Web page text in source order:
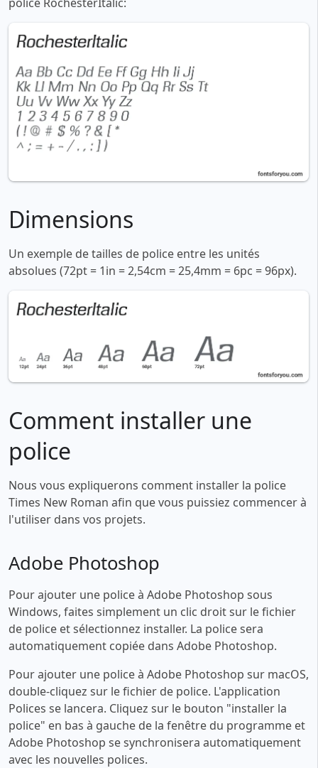
police RochesterItalic:
Dimensions
Un exemple de tailles de police entre les unités
absolues (72pt = 1in = 2,54cm = 25,4mm = 6pc = 96px).
Comment installer une
police
Nous vous expliquerons comment installer la police
Times New Roman afin que vous puissiez commencer à
l'utiliser dans vos projets.
Adobe Photoshop
Pour ajouter une police à Adobe Photoshop sous
Windows, faites simplement un clic droit sur le fichier
de police et sélectionnez installer. La police sera
automatiquement copiée dans Adobe Photoshop.
Pour ajouter une police à Adobe Photoshop sur macOS,
double-cliquez sur le fichier de police. L'application
Polices se lancera. Cliquez sur le bouton "installer la
police" en bas à gauche de la fenêtre du programme et
Adobe Photoshop se synchronisera automatiquement
avec les nouvelles polices.